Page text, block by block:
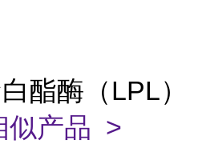
酯酶（LPL）
似产品 >